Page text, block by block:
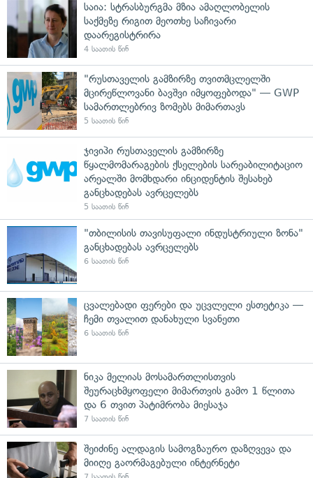
საია: სტრასბურგმა მზია ამაღლობელის
საქმეზე რიგით მეოთხე საჩივარი
დაარეგისტრირა
4 საათის წინ
"რუსთაველის გამზირზე თვითმცლელში
მცირეწლოვანი ბავშვი იმყოფებოდა" — GWP
სამართლებრივ ზომებს მიმართავს
5 საათის წინ
ჯივიპი რუსთაველის გამზირზე
წყალმომარაგების ქსელების სარეაბილიტაციო
არეალში მომხდარი ინციდენტის შესახებ
განცხადებას ავრცელებს
5 საათის წინ
"თბილისის თავისუფალი ინდუსტრიული ზონა"
განცხადებას ავრცელებს
6 საათის წინ
ცვალებადი ფერები და უცვლელი ესთეტიკა —
ჩემი თვალით დანახული სვანეთი
6 საათის წინ
ნიკა მელიას მოსამართლისთვის
შეურაცხმყოფელი მიმართვის გამო 1 წლითა
და 6 თვით პატიმრობა მიესაჯა
7 საათის წინ
შეიძინე ალდაგის სამოგზაურო დაზღვევა და
მიიღე გაორმაგებული ინტერნეტი